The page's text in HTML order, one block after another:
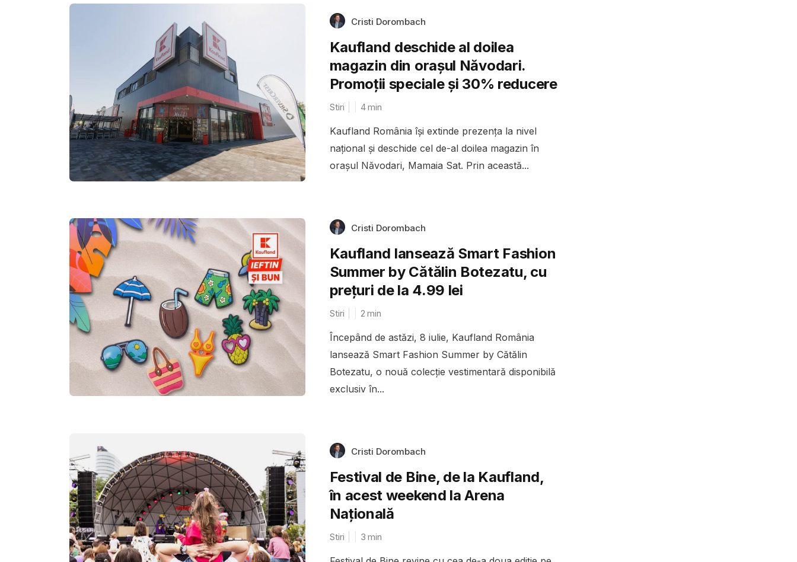
Cristi Dorombach
Kaufland deschide al doilea
magazin din orașul Năvodari.
Promoții speciale și 30% reducere
Stiri 4min
Kaufland România își extinde prezența la nivel
național și deschide cel de-al doilea magazin în
orașul Năvodari, Mamaia Sat. Prin această...
Cristi Dorombach
Kaufland lansează Smart Fashion
Summer by Cătălin Botezatu, cu
prețuri de la 4.99 lei
Stiri 2 min
Începând de astăzi, 8 iulie, Kaufland România
lansează Smart Fashion Summer by Cătălin
Botezatu, o nouă colecție vestimentară disponibilă
exclusiv în...
Cristi Dorombach
Festival de Bine, de la Kaufland,
în acest weekend la Arena
Națională
Stiri 3 min